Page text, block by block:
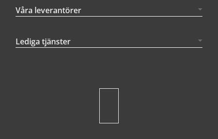
Våra leverantörer
Lediga tjänster